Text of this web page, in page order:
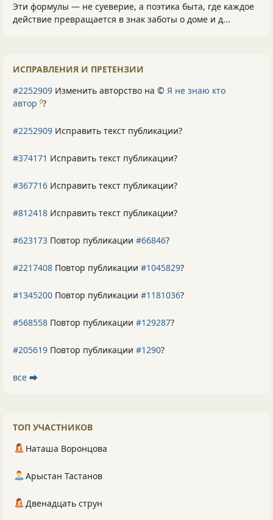
Эти формулы — не суеверие, а поэтика быта, где каждое
действие превращается в знак заботы о доме и д...
ИСПРАВЛЕНИЯ И ПРЕТЕНЗИИ
#2252909 Изменить авторство на © Я не знаю кто
автор 0?
#2252909 Исправить текст публикации?
#374171 Исправить текст публикации?
#367716 Исправить текст публикации?
#812418 Исправить текст публикации?
#623173 Повтор публикации #66846?
#2217408 Повтор публикации #1045829?
#1345200 Повтор публикации #1181036?
#568558 Повтор публикации #129287?
#205619 Повтор публикации #1290?
все ⮕
ТОП УЧАСТНИКОВ
Наташа Воронцова
Арыстан Тастанов
Двенадцать струн